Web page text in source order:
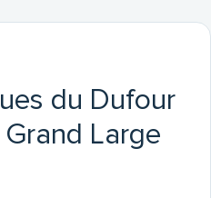
du Dufour
Large